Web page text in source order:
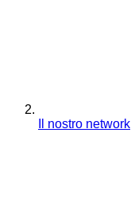
Il nostro network